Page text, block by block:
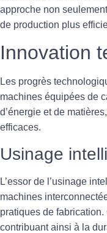
approche non
de production plus
Innovation
Les progrès
machines équipées de
d’énergie et de
efficaces.
Usinage
L’essor de l’usinage
machines
pratiques de
contribuant ainsi à la